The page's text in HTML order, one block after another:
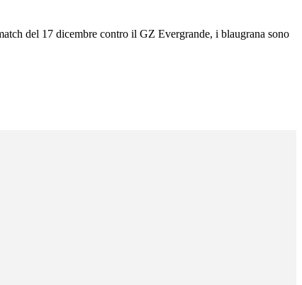
del 17 dicembre contro il GZ Evergrande, i blaugrana sono